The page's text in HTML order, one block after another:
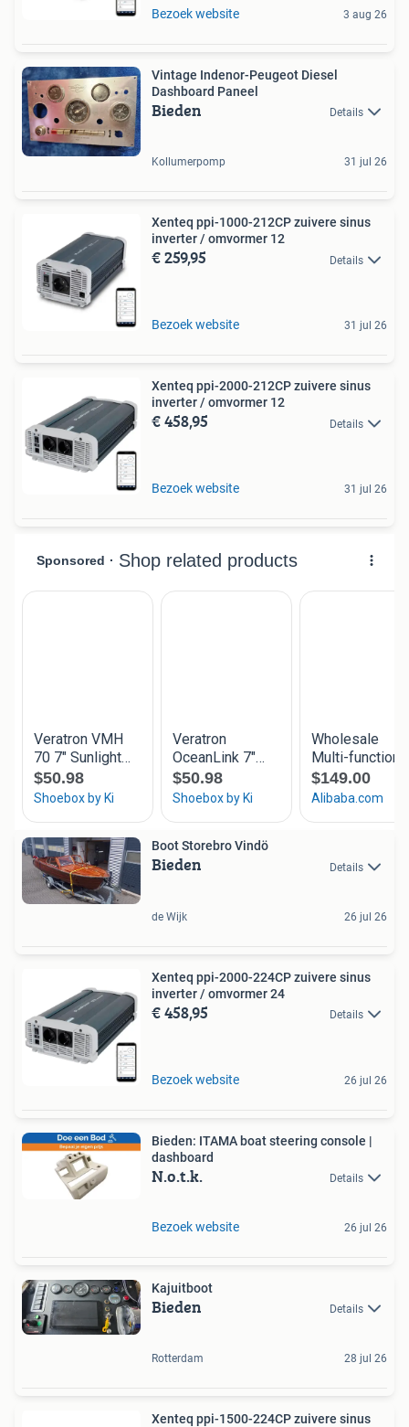
Bezoek website 3 aug 26
Vintage Indenor-Peugeot Diesel
Dashboard Paneel
Bieden Details
Kollumerpomp 31 jul 26
Xenteq ppi-1000-212CP zuivere sinus
inverter / omvormer 12
€ 259,95 Details
Bezoek website 31 jul 26
Xenteq ppi-2000-212CP zuivere sinus
inverter / omvormer 12
€ 458,95 Details
Bezoek website 31 jul 26
Boot Storebro Vindö
Bieden Details
de Wijk 26 jul 26
Xenteq ppi-2000-224CP zuivere sinus
inverter / omvormer 24
€ 458,95 Details
Bezoek website 26 jul 26
Bieden: ITAMA boat steering console |
dashboard
N.o.t.k. Details
Bezoek website 26 jul 26
Kajuitboot
Bieden Details
Rotterdam 28 jul 26
Xenteq ppi-1500-224CP zuivere sinus